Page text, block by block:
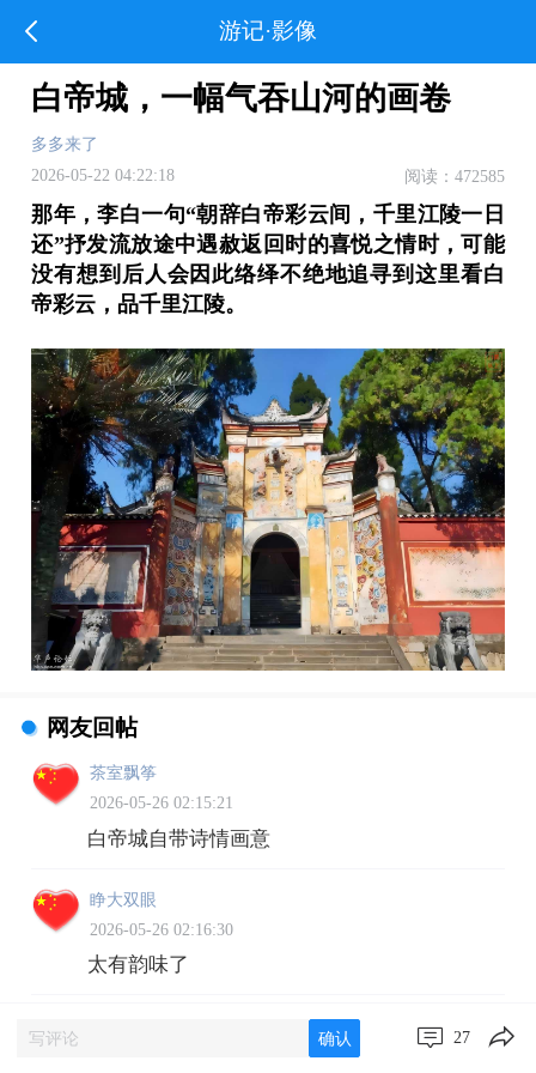
游记·影像
白帝城，一幅气吞山河的画卷
多多来了
2026-05-22 04:22:18
阅读：472585
那年，李白一句“朝辞白帝彩云间，千里江陵一日
还”抒发流放途中遇赦返回时的喜悦之情时，可能
没有想到后人会因此络绎不绝地追寻到这里看白
帝彩云，品千里江陵。
网友回帖
茶室飘筝
2026-05-26 02:15:21
白帝城自带诗情画意
睁大双眼
2026-05-26 02:16:30
太有韵味了
确认 27